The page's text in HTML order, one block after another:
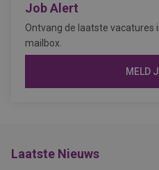
Job Alert
Ontvang de laatste vacatures
mailbox.
MELD
Laatste Nieuws